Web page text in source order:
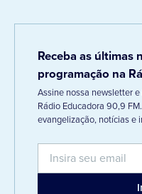
Receba as últimas
programação na
Assine nossa newsletter
Rádio Educadora 90,9
evangelização, notícias e